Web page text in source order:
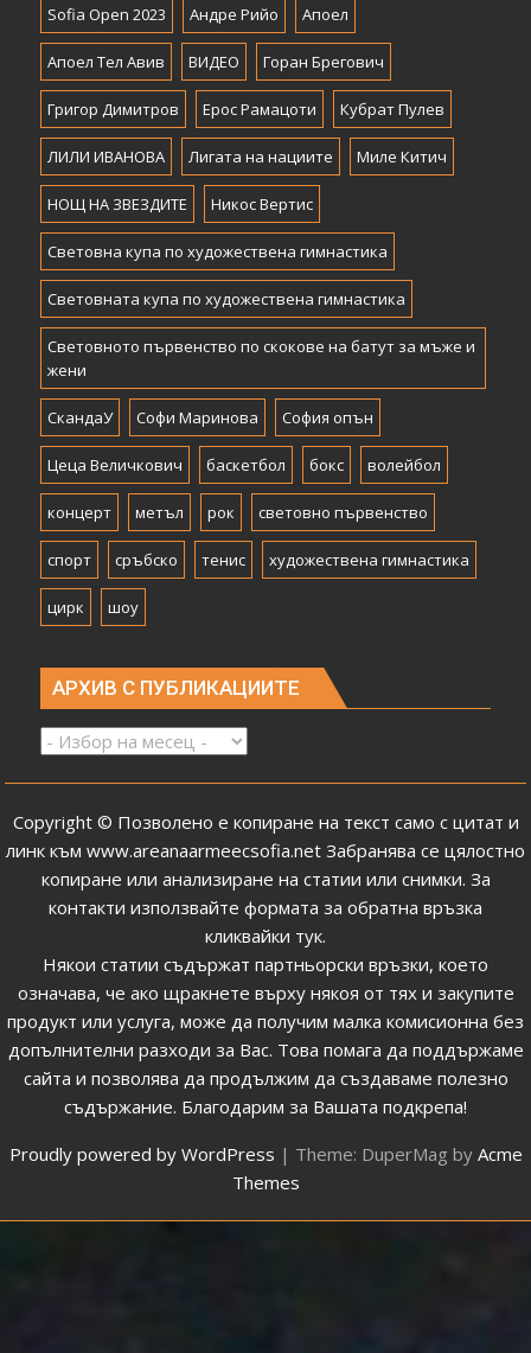
Sofia Open 2023 Андре Рийо Апоел
Апоел Тел Авив ВИДЕО Горан Брегович
Григор Димитров Ерос Рамацоти Кубрат Пулев
ЛИЛИ ИВАНОВА Лигата на нациите Миле Китич
НОЩ НА ЗВЕЗДИТЕ Никос Вертис
Световна купа по художествена гимнастика
Световната купа по художествена гимнастика
Световното първенство по скокове на батут за мъже и
жени
СкандаУ Софи Маринова София опън
Цеца Величкович баскетбол бокс волейбол
концерт метъл рок световно първенство
спорт сръбско тенис художествена гимнастика
цирк шоу
АРХИВ С ПУБЛИКАЦИИТЕ
Архив
Copyright © Позволено е копиране на текст само с цитат и
линк към www.areanaarmeecsofia.net Забранява се цялостно
копиране или анализиране на статии или снимки. За
контакти използвайте формата за обратна връзка
кликвайки тук.
Някои статии съдържат партньорски връзки, което
означава, че ако щракнете върху някоя от тях и закупите
продукт или услуга, може да получим малка комисионна без
допълнителни разходи за Вас. Това помага да поддържаме
сайта и позволява да продължим да създаваме полезно
съдържание. Благодарим за Вашата подкрепа!
Proudly powered by WordPress | Theme: DuperMag by Acme
Themes